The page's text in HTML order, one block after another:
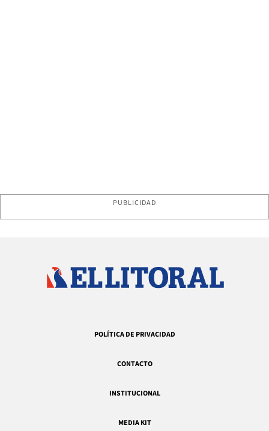
PUBLICIDAD
POLÍTICA DE PRIVACIDAD
CONTACTO
INSTITUCIONAL
MEDIA KIT